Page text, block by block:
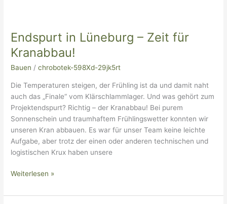
Endspurt in Lüneburg – Zeit für
Kranabbau!
Bauen /chrobotek-598Xd-29jk5rt
Die Temperaturen steigen, der Frühling ist da und damit naht
auch das „Finale“ vom Klärschlammlager. Und was gehört zum
Projektendspurt? Richtig – der Kranabbau! Bei purem
Sonnenschein und traumhaftem Frühlingswetter konnten wir
unseren Kran abbauen. Es war für unser Team keine leichte
Aufgabe, aber trotz der einen oder anderen technischen und
logistischen Krux haben unsere
Lüneburg
–
Zeit
für
Weiterlesen »